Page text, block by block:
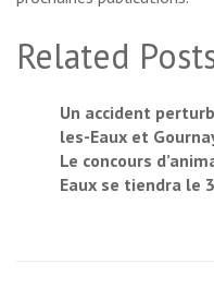
Related
Un accident
les-Eaux et
Le concours
Eaux se tiendra le